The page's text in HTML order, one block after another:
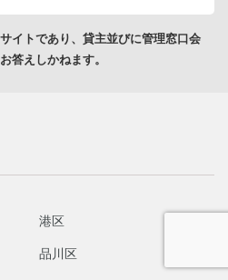
イトであり、貸主並びに管理窓口会
答えしかねます。
港区
品川区